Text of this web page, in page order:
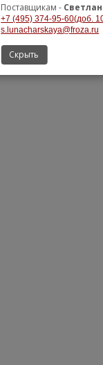
Поставщикам -
+7 (495) 374-95-60(доб.
s.lunacharskaya@froza.ru
Скрыть